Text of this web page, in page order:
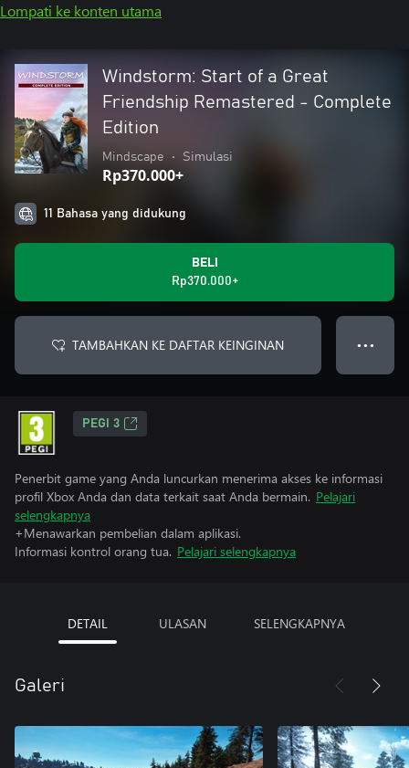
Lompati ke konten utama
Windstorm: Start of a Great
Friendship Remastered - Complete
Edition
Mindscape • Simulasi
Rp370.000+
11 Bahasa yang didukung
BELI
Rp370.000+
TAMBAHKAN KE DAFTAR KEINGINAN ● ● ●
PEGI 3
Penerbit game yang Anda luncurkan menerima akses ke informasi
profil Xbox Anda dan data terkait saat Anda bermain. Pelajari
selengkapnya
+Menawarkan pembelian dalam aplikasi.
Informasi kontrol orang tua. Pelajari selengkapnya
DETAIL ULASAN SELENGKAPNYA
Galeri